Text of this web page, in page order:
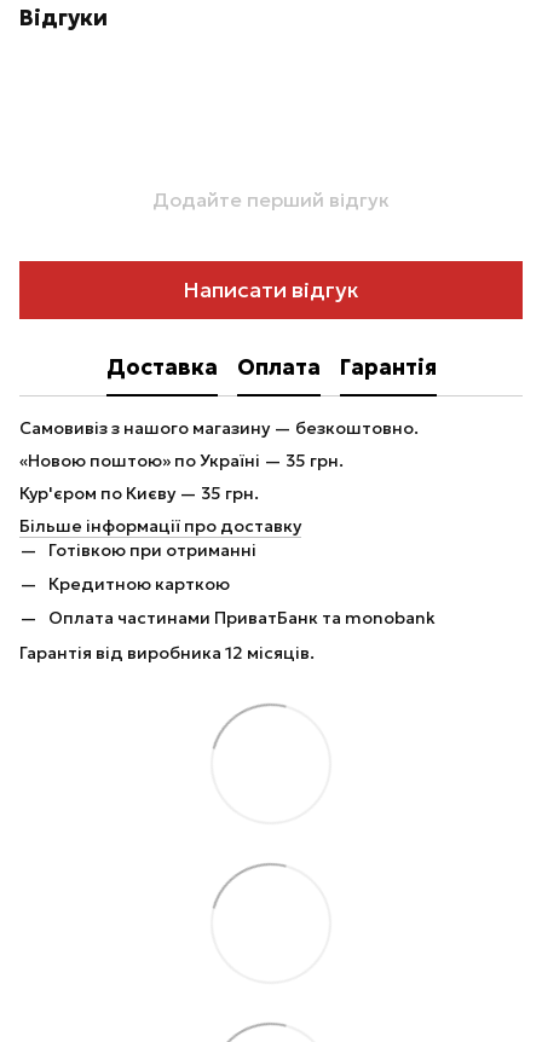
Відгуки
Додайте перший відгук
Написати відгук
Доставка Оплата Гарантія
Самовивіз з нашого магазину — безкоштовно.
«Новою поштою» по Україні — 35 грн.
Кур'єром по Києву — 35 грн.
Більше інформації про доставку
Готівкою при отриманні
Кредитною карткою
Оплата частинами ПриватБанк та monobank
Гарантія від виробника 12 місяців.